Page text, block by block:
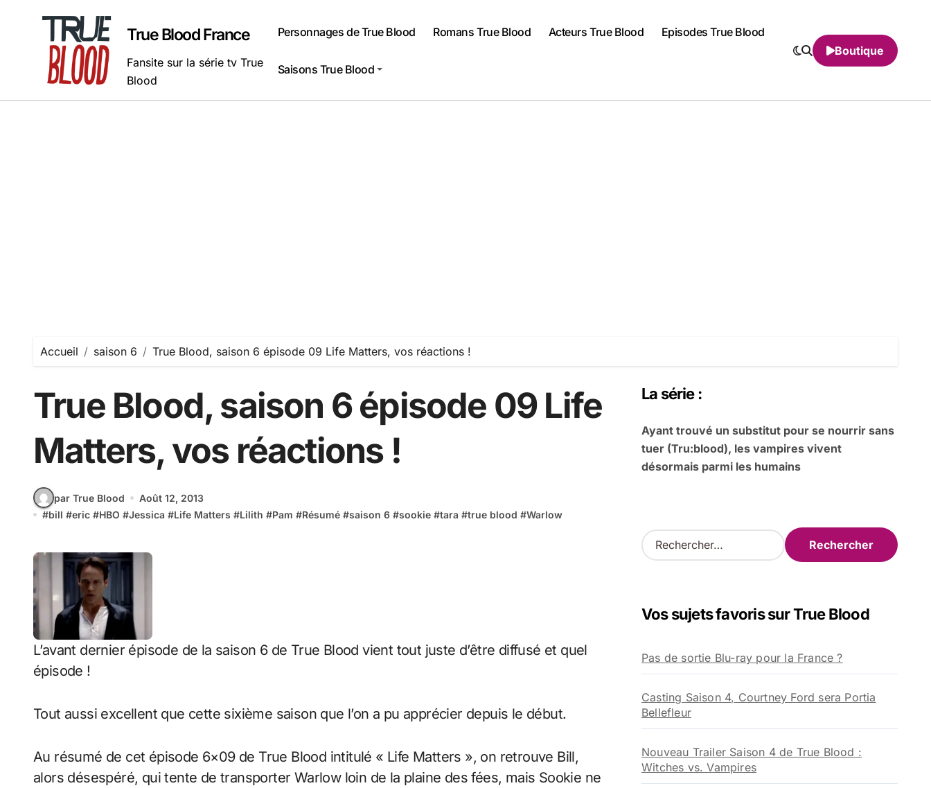
True Blood France
Fansite sur la série tv True
Blood
Personnages de True Blood Romans True Blood Acteurs True Blood Episodes True Blood
Saisons True Blood
Boutique
Accueil saison 6 True Blood, saison 6 épisode 09 Life Matters, vos réactions !
True Blood, saison 6 épisode 09 Life
Matters, vos réactions !
par True Blood
Août 12, 2013
#bill #eric #HBO #Jessica #Life Matters #Lilith #Pam #Résumé #saison 6 #sookie #tara #true blood #Warlow
L’avant dernier épisode de la saison 6 de True Blood vient tout juste d’être diffusé et quel
épisode !
Tout aussi excellent que cette sixième saison que l’on a pu apprécier depuis le début.
Au résumé de cet épisode 6×09 de True Blood intitulé « Life Matters », on retrouve Bill,
alors désespéré, qui tente de transporter Warlow loin de la plaine des fées, mais Sookie ne
La série :
Ayant trouvé un substitut pour se nourrir sans
tuer (Tru:blood), les vampires vivent
désormais parmi les humains
R
e
r
e
r
:
Vos sujets favoris sur True Blood
Pas de sortie Blu-ray pour la France ?
Casting Saison 4, Courtney Ford sera Portia
Bellefleur
Nouveau Trailer Saison 4 de True Blood :
Witches vs. Vampires